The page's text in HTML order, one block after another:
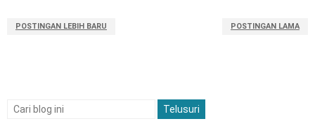
POSTINGAN LEBIH BARU POSTINGAN LAMA